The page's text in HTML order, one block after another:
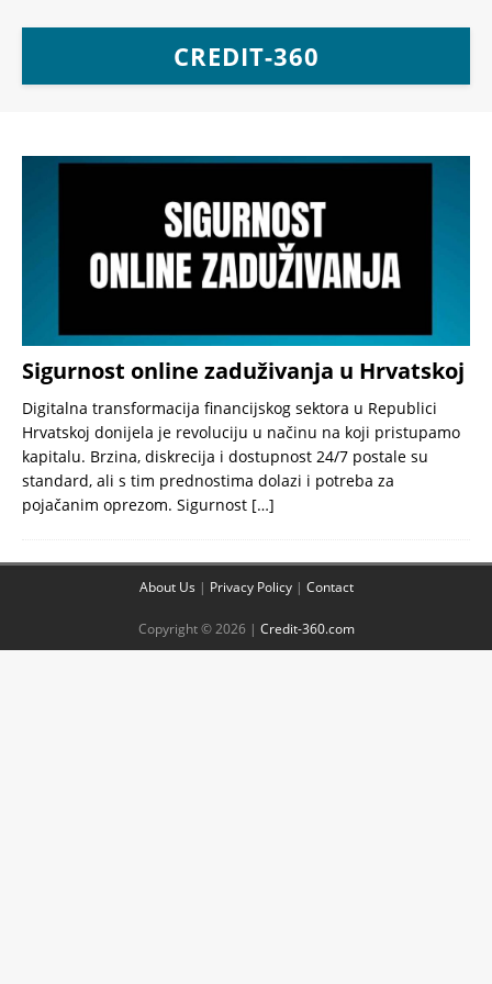
CREDIT-360
Sigurnost online zaduživanja u Hrvatskoj
Digitalna transformacija financijskog sektora u Republici
Hrvatskoj donijela je revoluciju u načinu na koji pristupamo
kapitalu. Brzina, diskrecija i dostupnost 24/7 postale su
standard, ali s tim prednostima dolazi i potreba za
pojačanim oprezom. Sigurnost […]
About Us | Privacy Policy| Contact
Copyright © 2026 | Credit-360.com